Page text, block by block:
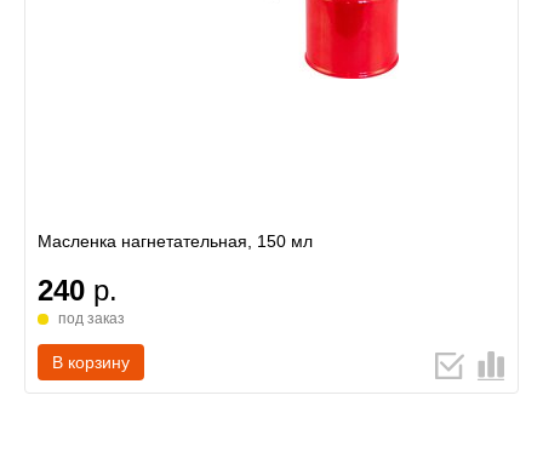
Масленка нагнетательная, 150 мл
240 р.
под заказ
В корзину